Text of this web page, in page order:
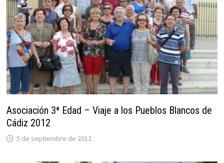
Asociación 3ª Edad – Viaje a los Pueblos Blancos de
Cádiz 2012
5 de septiembre de 2012